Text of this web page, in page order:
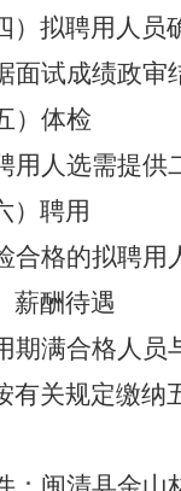
）拟聘用人员
面试成绩政审
）体检
用人选需提供
）聘用
合格的拟聘用
薪酬待遇
期满合格人员
有关规定缴纳